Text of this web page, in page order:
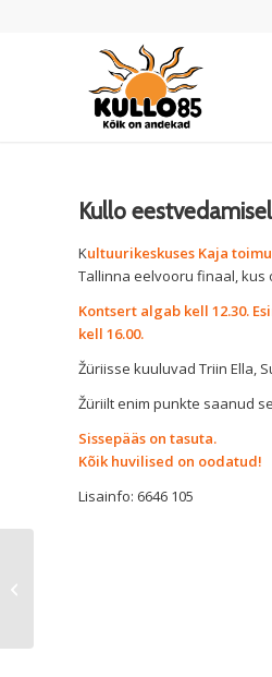
Kullo
Kultuurikeskuses Kaja
Tallinna eelvooru finaal,
Kontsert algab kell 12.30.
kell 16.00.
Žüriisse kuuluvad Triin Ella,
Žüriilt enim punkte saanud
Sissepääs on tasuta.
Kõik huvilised on oodatud!
Lisainfo: 6646 105